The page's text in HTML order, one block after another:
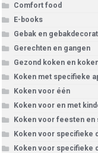
Comfort food
E-books
Gebak en
Gerechten en gangen
Gezond koken en
Koken met specifieke
Koken voor één
Koken voor en met
Koken voor feesten en
Koken voor specifieke
Koken voor specifieke